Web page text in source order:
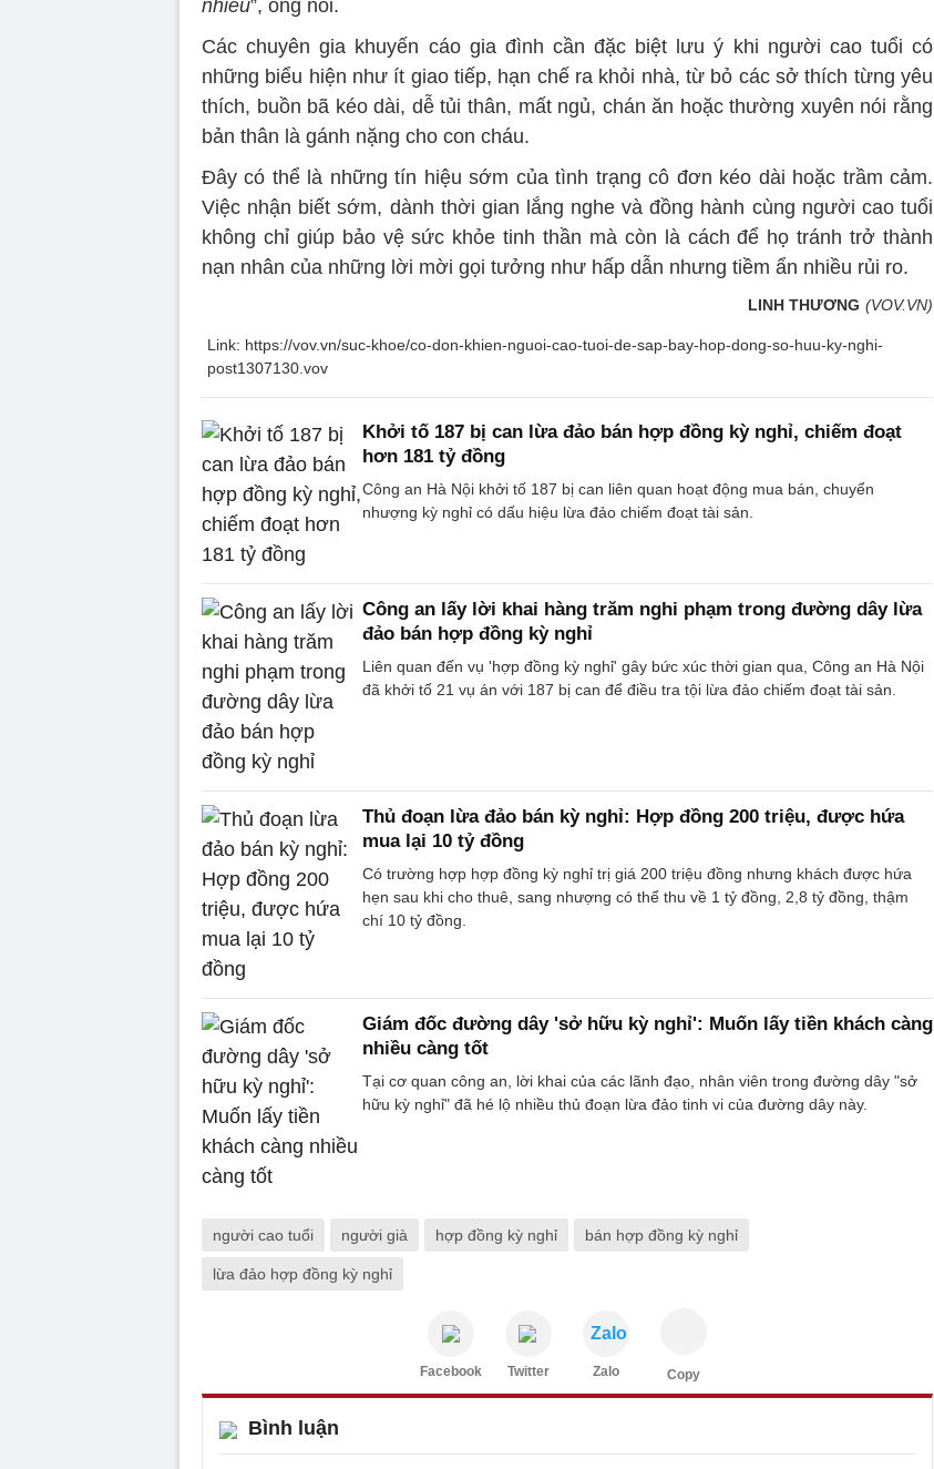
nhiều”, ông nói.
Các chuyên gia khuyến cáo gia đình cần đặc biệt lưu ý khi người cao tuổi có
những biểu hiện như ít giao tiếp, hạn chế ra khỏi nhà, từ bỏ các sở thích từng yêu
thích, buồn bã kéo dài, dễ tủi thân, mất ngủ, chán ăn hoặc thường xuyên nói rằng
bản thân là gánh nặng cho con cháu.
Đây có thể là những tín hiệu sớm của tình trạng cô đơn kéo dài hoặc trầm cảm.
Việc nhận biết sớm, dành thời gian lắng nghe và đồng hành cùng người cao tuổi
không chỉ giúp bảo vệ sức khỏe tinh thần mà còn là cách để họ tránh trở thành
nạn nhân của những lời mời gọi tưởng như hấp dẫn nhưng tiềm ẩn nhiều rủi ro.
LINH THƯƠNG (VOV.VN)
Link: https://vov.vn/suc-khoe/co-don-khien-nguoi-cao-tuoi-de-sap-bay-hop-dong-so-huu-ky-nghi-
post1307130.vov
Khởi tố 187 bị can lừa đảo bán hợp đồng kỳ nghỉ, chiếm đoạt
hơn 181 tỷ đồng
Công an Hà Nội khởi tố 187 bị can liên quan hoạt động mua bán, chuyển
nhượng kỳ nghỉ có dấu hiệu lừa đảo chiếm đoạt tài sản.
Công an lấy lời khai hàng trăm nghi phạm trong đường dây lừa
đảo bán hợp đồng kỳ nghỉ
Liên quan đến vụ 'hợp đồng kỳ nghỉ' gây bức xúc thời gian qua, Công an Hà Nội
đã khởi tố 21 vụ án với 187 bị can để điều tra tội lừa đảo chiếm đoạt tài sản.
Thủ đoạn lừa đảo bán kỳ nghỉ: Hợp đồng 200 triệu, được hứa
mua lại 10 tỷ đồng
Có trường hợp hợp đồng kỳ nghỉ trị giá 200 triệu đồng nhưng khách được hứa
hẹn sau khi cho thuê, sang nhượng có thể thu về 1 tỷ đồng, 2,8 tỷ đồng, thậm
chí 10 tỷ đồng.
Giám đốc đường dây 'sở hữu kỳ nghỉ': Muốn lấy tiền khách càng
nhiều càng tốt
Tại cơ quan công an, lời khai của các lãnh đạo, nhân viên trong đường dây "sở
hữu kỳ nghỉ" đã hé lộ nhiều thủ đoạn lừa đảo tinh vi của đường dây này.
người cao tuổi người già hợp đồng kỳ nghỉ bán hợp đồng kỳ nghỉ
lừa đảo hợp đồng kỳ nghỉ
Facebook Twitter
Zalo
Zalo Copy
Bình luận